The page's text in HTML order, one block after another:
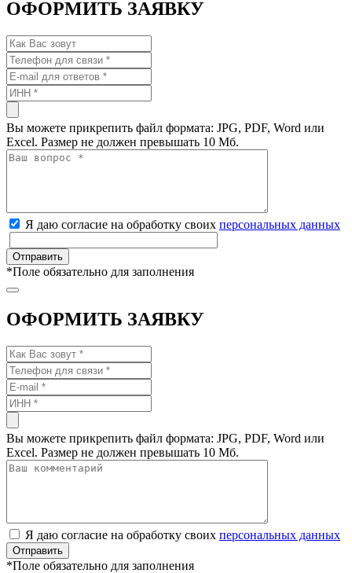
ОФОРМИТЬ ЗАЯВКУ
Вы можете прикрепить файл формата: JPG, PDF, Word или
Excel. Размер не должен превышать 10 Мб.
Я даю согласие на обработку своих персональных данных
*Поле обязательно для заполнения
ОФОРМИТЬ ЗАЯВКУ
Вы можете прикрепить файл формата: JPG, PDF, Word или
Excel. Размер не должен превышать 10 Мб.
Я даю согласие на обработку своих персональных данных
*Поле обязательно для заполнения